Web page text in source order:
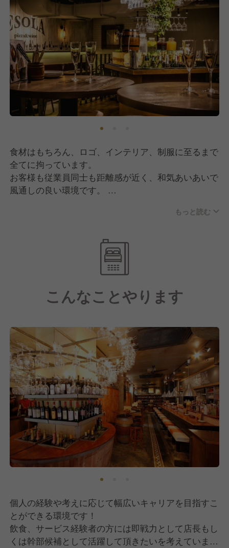
食材はもちろん、ロゴ、インテリア、制服に至るまで
全てに拘っています。
お客様も従業員同士も距離感が近く、和気あいあいで
風通しの良い環境です。
GYROグループ統一の新評価制度で成果や経験、頑張
りを公平に評価し、スピード感をもって昇進昇格を目
また、230店舗90業態を運営する弊社の管理により福
利厚生や労務環境も充実しており、経験問わず様々な
方が安心して活躍できる環境です。
意しています。
年間休日は業界TOPクラスの年間107日◎
各種手当も充実しています！
もっと読む
こんなことやります
個人の経験や考えに応じて幅広いキャリアを目指すこ
とができる環境です！
飲食、サービス経験者の方には即戦力として店長もし
くは幹部候補として活躍して頂きたいを考えていま